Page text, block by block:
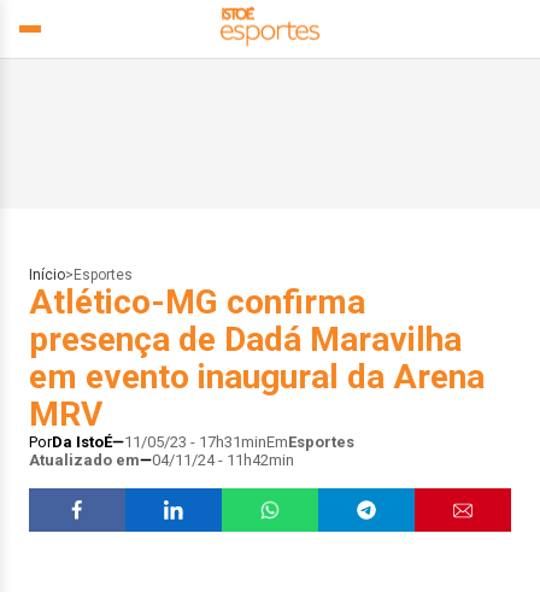
Início> Esportes
Atlético-MG confirma
presença de Dadá Maravilha
em evento inaugural da Arena
MRV
PorDa IstoÉ 11/05/23 - 17h31minEmEsportes
Atualizado em
04/11/24 - 11h42min